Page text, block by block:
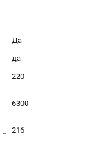
Да
да
220
6300
216